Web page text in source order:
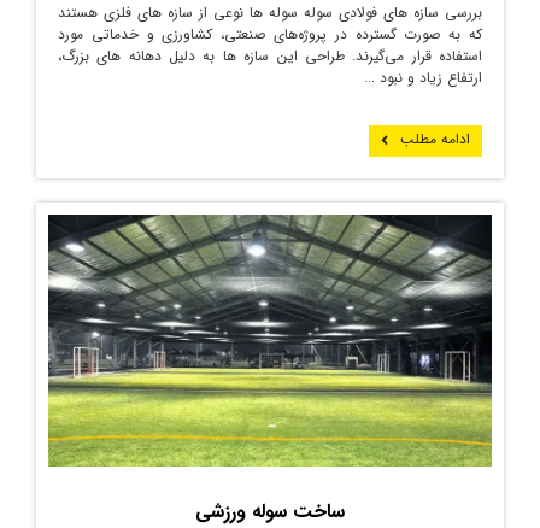
بررسی سازه های فولادی سوله سوله ها نوعی از سازه های فلزی هستند
که به صورت گسترده در پروژه‌های صنعتی، کشاورزی و خدماتی مورد
استفاده قرار می‌گیرند. طراحی این سازه ها به دلیل دهانه های بزرگ،
ارتفاع زیاد و نبود ...
ادامه مطلب
ساخت سوله ورزشی